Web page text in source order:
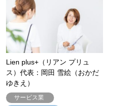
Lien plus+（リアン プリュ
ス）代表：岡田 雪絵（おかだ
ゆきえ）
サービス業